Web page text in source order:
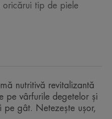
oricărui tip de piele
nutritivă revitalizantă
pe vârfurile degetelor și
gât. Netezește ușor,